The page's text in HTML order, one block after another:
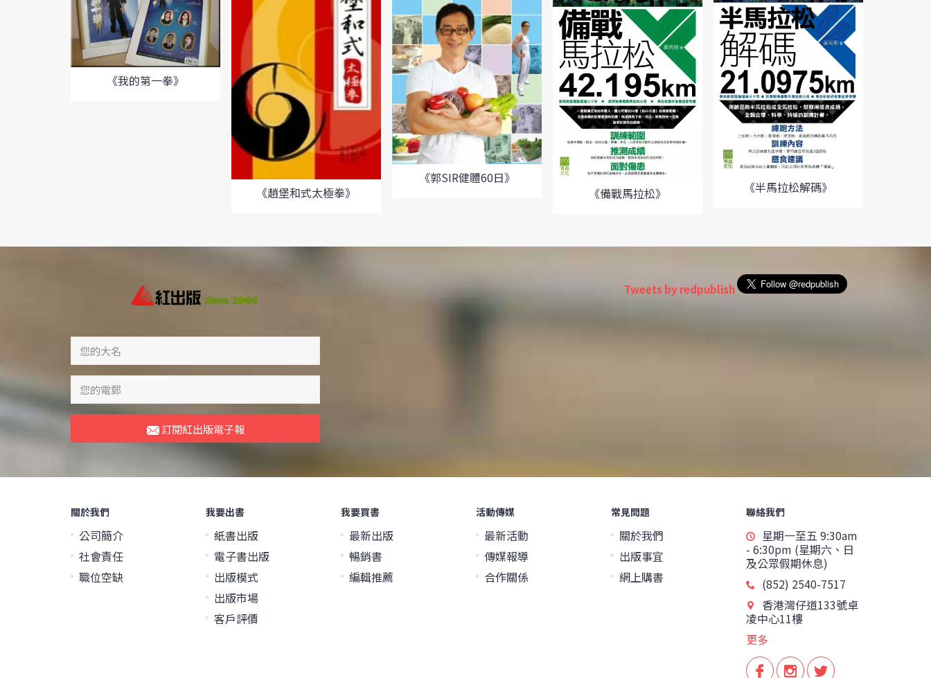
《我的第一拳》
《趙堡和式太極拳》
《郭SIR健體60日》
《備戰馬拉松》
《半馬拉松解碼》
訂閱紅出版電子報
Tweets by redpublish
關於我們
公司簡介
社會責任
職位空缺
我要出書
紙書出版
電子書出版
出版模式
出版市場
客戶評價
我要買書
最新出版
暢銷書
編輯推薦
活動傳媒
最新活動
傳媒報導
合作關係
常見問題
關於我們
出版事宜
網上購書
聯絡我們
星期一至五 9:30am
- 6:30pm (星期六、日
及公眾假期休息)
(852) 2540-7517
香港灣仔道133號卓
凌中心11樓
更多